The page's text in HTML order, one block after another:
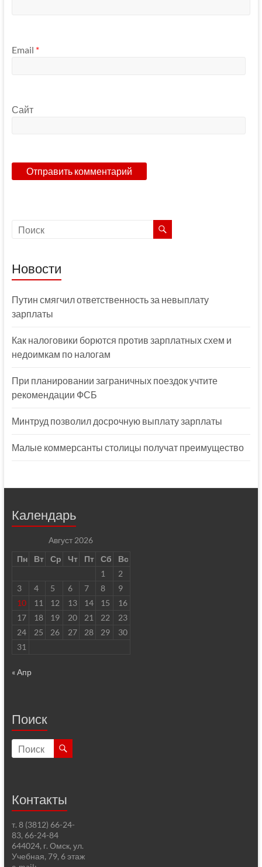
Email *
Сайт
Новости
Путин смягчил ответственность за невыплату
зарплаты
Как налоговики борются против зарплатных схем и
недоимкам по налогам
При планировании заграничных поездок учтите
рекомендации ФСБ
Минтруд позволил досрочную выплату зарплаты
Малые коммерсанты столицы получат преимущество
Календарь
Август 2026
Пн
Вт Ср Чт Пт Сб
Вс
1
2
3
4 5 6 7 8
9
10
11 12 13 14 15
16
17
18 19 20 21 22
23
24
25 26 27 28 29
30
31
« Апр
Поиск
Контакты
т. 8 (3812) 66-24-
83, 66-24-84
644024, г. Омск, ул.
Учебная, 79, 6 этаж